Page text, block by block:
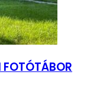
FOTÓTÁBOR